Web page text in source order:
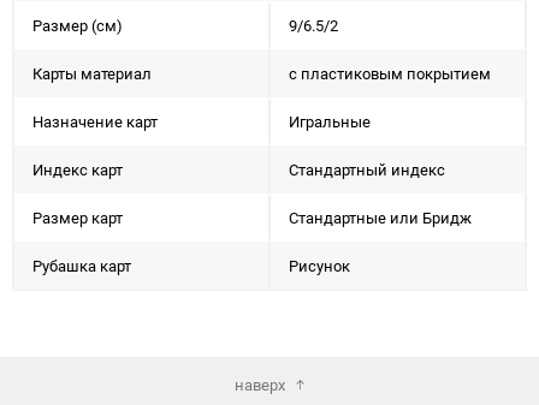
Размер (см) 9/6.5/2
Карты материал с пластиковым покрытием
Назначение карт Игральные
Индекс карт Стандартный индекс
Размер карт Стандартные или Бридж
Рубашка карт Рисунок
наверх